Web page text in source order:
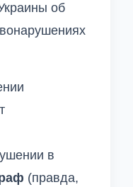
об
в
(правда,